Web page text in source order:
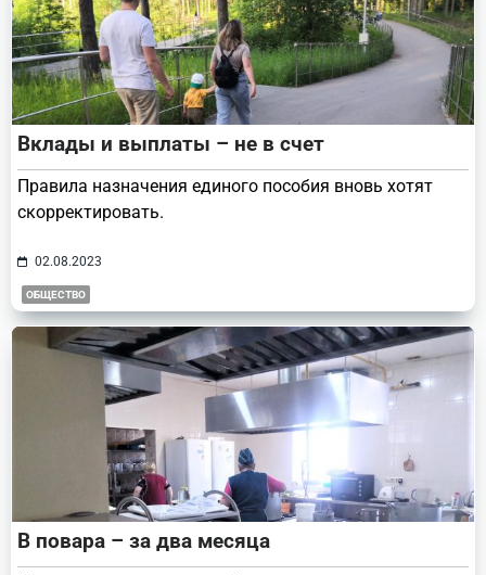
Вклады и выплаты – не в счет
Правила назначения единого пособия вновь хотят
скорректировать.
02.08.2023
ОБЩЕСТВО
В повара – за два месяца